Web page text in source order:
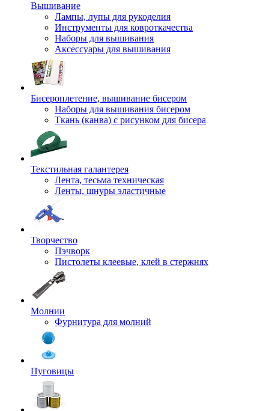
Вышивание
Лампы, лупы для рукоделия
Инструменты для ковроткачества
Наборы для вышивания
Аксессуары для вышивания
Бисероплетение, вышивание бисером
Наборы для вышивания бисером
Ткань (канва) с рисунком для бисера
Текстильная галантерея
Лента, тесьма техническая
Ленты, шнуры эластичные
Творчество
Пэчворк
Пистолеты клеевые, клей в стержнях
Молнии
Фурнитура для молний
Пуговицы